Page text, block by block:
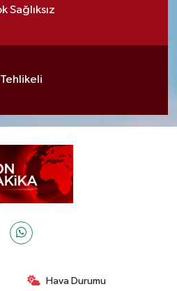
Sağlıksız
Tehlikeli
Hava Durumu